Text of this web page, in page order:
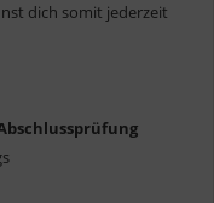
dich somit jederzeit